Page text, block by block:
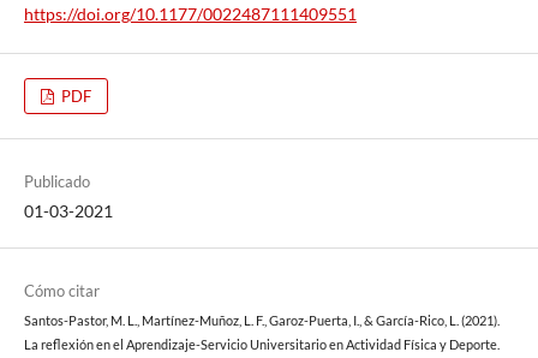
https://doi.org/10.1177/0022487111409551
PDF
Publicado
01-03-2021
Cómo citar
Santos-Pastor, M. L., Martínez-Muñoz, L. F., Garoz-Puerta, I., & García-Rico, L. (2021).
La reflexión en el Aprendizaje-Servicio Universitario en Actividad Física y Deporte.